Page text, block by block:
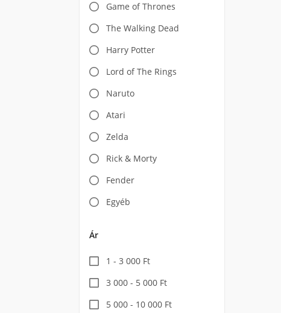
Game of Thrones
The Walking Dead
Harry Potter
Lord of The Rings
Naruto
Atari
Zelda
Rick & Morty
Fender
Egyéb
Ár
1 - 3 000 Ft
3 000 - 5 000 Ft
5 000 - 10 000 Ft